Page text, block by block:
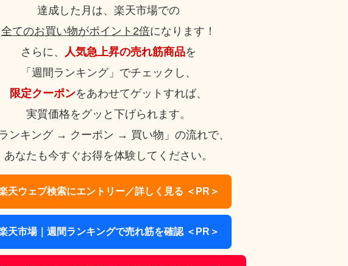
達成した月は、楽天市場での
全てのお買い物がポイント2倍になります！
さらに、 人気急上昇の売れ筋商品を
「週間ランキング」でチェックし、
限定クーポンをあわせてゲットすれば、
実質価格をグッと下げられます。
ランキング → クーポン → 買い物」の流れで、
あなたも今すぐお得を体験してください。
天ウェブ検索にエントリー／詳しく見る ＜PR＞
天市場｜週間ランキングで売れ筋を確認 ＜PR＞